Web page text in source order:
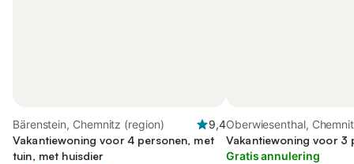
Bärenstein, Chemnitz (region)
9,4
Vakantiewoning voor 4 personen, met
tuin, met huisdier
Oberwiesenthal,
Vakantiewoning voor 3
Gratis annulering